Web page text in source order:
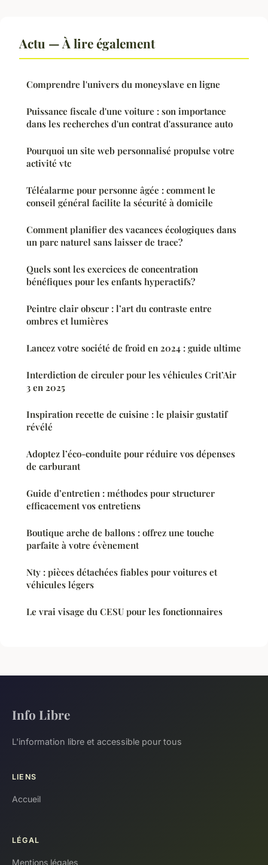
Actu — À lire également
Comprendre l'univers du moneyslave en ligne
Puissance fiscale d'une voiture : son importance
dans les recherches d'un contrat d'assurance auto
Pourquoi un site web personnalisé propulse votre
activité vtc
Téléalarme pour personne âgée : comment le
conseil général facilite la sécurité à domicile
Comment planifier des vacances écologiques dans
un parc naturel sans laisser de trace?
Quels sont les exercices de concentration
bénéfiques pour les enfants hyperactifs?
Peintre clair obscur : l’art du contraste entre
ombres et lumières
Lancez votre société de froid en 2024 : guide ultime
Interdiction de circuler pour les véhicules Crit’Air
3 en 2025
Inspiration recette de cuisine : le plaisir gustatif
révélé
Adoptez l’éco-conduite pour réduire vos dépenses
de carburant
Guide d’entretien : méthodes pour structurer
efficacement vos entretiens
Boutique arche de ballons : offrez une touche
parfaite à votre évènement
Nty : pièces détachées fiables pour voitures et
véhicules légers
Le vrai visage du CESU pour les fonctionnaires
Info Libre
L'information libre et accessible pour tous
LIENS
Accueil
LÉGAL
Mentions légales